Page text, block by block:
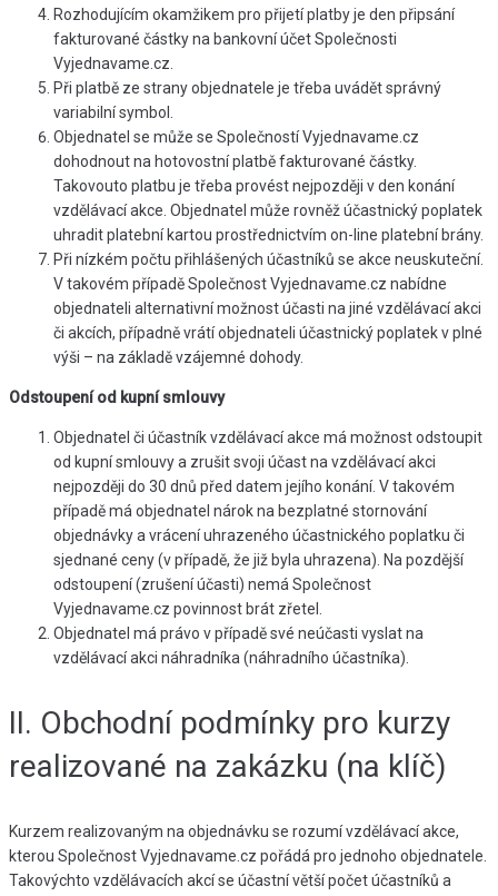
Rozhodujícím okamžikem pro přijetí platby je den připsání
fakturované částky na bankovní účet Společnosti
Vyjednavame.cz.
Při platbě ze strany objednatele je třeba uvádět správný
variabilní symbol.
Objednatel se může se Společností Vyjednavame.cz
dohodnout na hotovostní platbě fakturované částky.
Takovouto platbu je třeba provést nejpozději v den konání
vzdělávací akce. Objednatel může rovněž účastnický poplatek
uhradit platební kartou prostřednictvím on-line platební brány.
Při nízkém počtu přihlášených účastníků se akce neuskuteční.
V takovém případě Společnost Vyjednavame.cz nabídne
objednateli alternativní možnost účasti na jiné vzdělávací akci
či akcích, případně vrátí objednateli účastnický poplatek v plné
výši – na základě vzájemné dohody.
Odstoupení od kupní smlouvy
Objednatel či účastník vzdělávací akce má možnost odstoupit
od kupní smlouvy a zrušit svoji účast na vzdělávací akci
nejpozději do 30 dnů před datem jejího konání. V takovém
případě má objednatel nárok na bezplatné stornování
objednávky a vrácení uhrazeného účastnického poplatku či
sjednané ceny (v případě, že již byla uhrazena). Na pozdější
odstoupení (zrušení účasti) nemá Společnost
Vyjednavame.cz povinnost brát zřetel.
Objednatel má právo v případě své neúčasti vyslat na
vzdělávací akci náhradníka (náhradního účastníka).
II. Obchodní podmínky pro kurzy
realizované na zakázku (na klíč)
Kurzem realizovaným na objednávku se rozumí vzdělávací akce,
kterou Společnost Vyjednavame.cz pořádá pro jednoho objednatele.
Takovýchto vzdělávacích akcí se účastní větší počet účastníků a